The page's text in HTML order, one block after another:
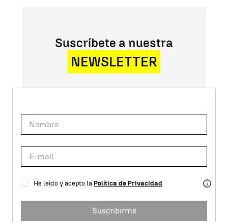
Suscríbete a nuestra
NEWSLETTER
He leído y acepto la Política de Privacidad
Suscribirme